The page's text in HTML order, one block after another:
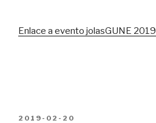
Enlace a evento jolasGUNE 2019
PUBLICADO
2019-02-20